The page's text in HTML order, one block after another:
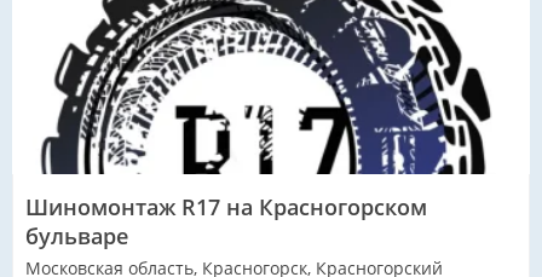
Шиномонтаж R17 на Красногорском
бульваре
Московская область, Красногорск, Красногорский